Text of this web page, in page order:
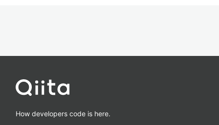
How developers code is here.